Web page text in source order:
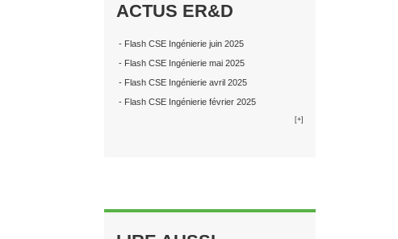
ACTUS ER&D
- Flash CSE Ingénierie juin 2025
- Flash CSE Ingénierie mai 2025
- Flash CSE Ingénierie avril 2025
- Flash CSE Ingénierie février 2025
[+]